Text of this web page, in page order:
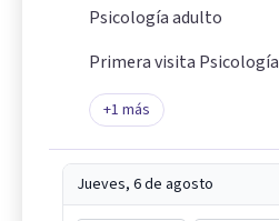
Psicología adulto
Primera visita Psicología
+1 más
Jueves, 6 de agosto